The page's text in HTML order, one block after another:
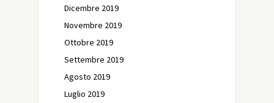
Dicembre 2019
Novembre 2019
Ottobre 2019
Settembre 2019
Agosto 2019
Luglio 2019